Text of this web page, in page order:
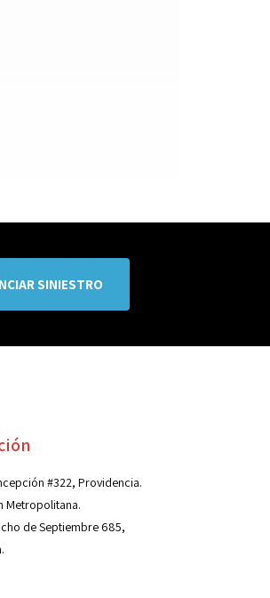
SINIESTRO
#322, Providencia.
Metropolitana.
de Septiembre 685,